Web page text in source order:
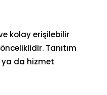
kolay erişilebilir
Tanıtım
da hizmet